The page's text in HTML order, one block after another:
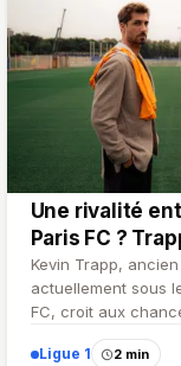
Une rivalité
Paris FC ?
Kevin Trapp,
actuellement sous
FC, croit aux
la rencontre de
Ligue 1 2 min